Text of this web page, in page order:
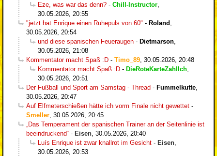
Eze, was war das denn? - Chill-Instructor
30.05.2026, 20:55
"jetzt hat Enrique einen Ruhepuls von 60" - Roland
30.05.2026, 20:54
und diese spanischen Feueraugen - Dietmarson
30.05.2026, 21:08
Kommentator macht Spaß :D - Timo_89 30.05.2026, 20:48
Kommentator macht Spaß :D - DieRoteKarteZahlIch
30.05.2026, 20:51
Der Fußball und Sport am Samstag - Thread - Fummelkutte
30.05.2026, 20:47
Auf Elfmeterschießen hätte ich vorm Finale nicht gewettet -
Smeller 30.05.2026, 20:45
„Das Temperament der spanischen Trainer an der Seitenlinie ist
beeindruckend“ - Eisen 30.05.2026, 20:40
Luís Enrique ist zwar knallrot im Gesicht - Eisen
30.05.2026, 20:53